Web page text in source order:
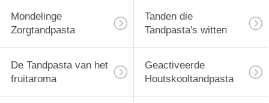
Mondelinge
Zorgtandenborstels
Mondelinge
Zorgtandpasta
Tanden die
Tandpasta's witten
De Tandpasta van het
fruitaroma
Geactiveerde
Houtskooltandpasta